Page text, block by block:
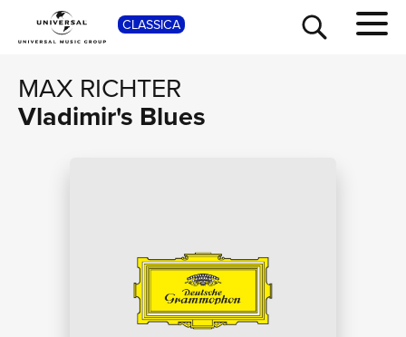
CLASSICA
MAX RICHTER
Vladimir's Blues
SHOP
TOUR